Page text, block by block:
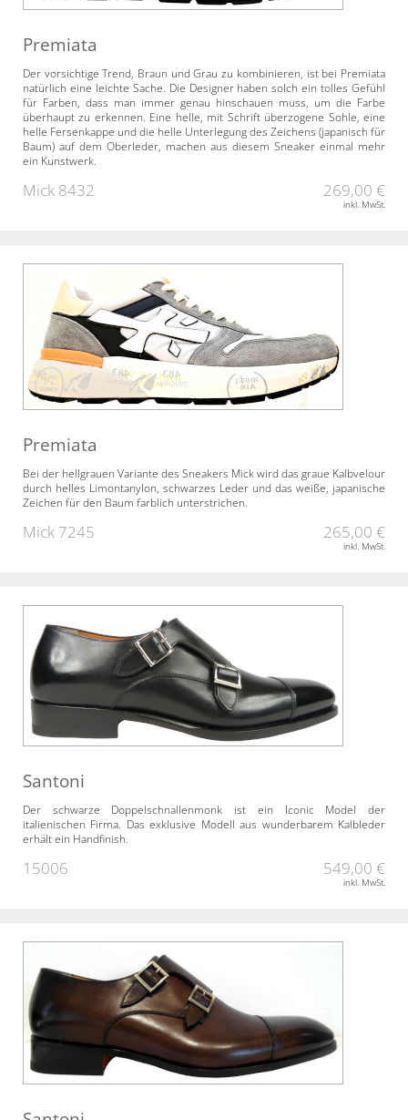
Premiata
Der vorsichtige Trend, Braun und Grau zu kombinieren, ist bei Premiata
natürlich eine leichte Sache. Die Designer haben solch ein tolles Gefühl
für Farben, dass man immer genau hinschauen muss, um die Farbe
überhaupt zu erkennen. Eine helle, mit Schrift überzogene Sohle, eine
helle Fersenkappe und die helle Unterlegung des Zeichens (japanisch für
Baum) auf dem Oberleder, machen aus diesem Sneaker einmal mehr
ein Kunstwerk.
Mick 8432 269,00 €
inkl. MwSt.
Premiata
Bei der hellgrauen Variante des Sneakers Mick wird das graue Kalbvelour
durch helles Limontanylon, schwarzes Leder und das weiße, japanische
Zeichen für den Baum farblich unterstrichen.
Mick 7245 265,00 €
inkl. MwSt.
Santoni
Der schwarze Doppelschnallenmonk ist ein Iconic Model der
italienischen Firma. Das exklusive Modell aus wunderbarem Kalbleder
erhält ein Handfinish.
15006 549,00 €
inkl. MwSt.